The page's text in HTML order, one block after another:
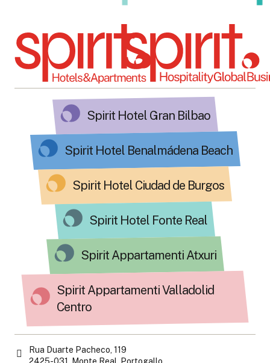
Spirit Hotel Gran Bilbao
Spirit Hotel Benalmádena Beach
Spirit Hotel Ciudad de Burgos
Spirit Hotel Fonte Real
Spirit Appartamenti Atxuri
Spirit Appartamenti Valladolid
Centro
Rua Duarte Pacheco, 119
2425-031, Monte Real, Portogallo